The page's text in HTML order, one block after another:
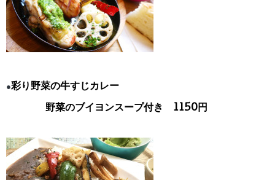
●彩り野菜の牛すじカレー
野菜のブイヨンスープ付き 1150円